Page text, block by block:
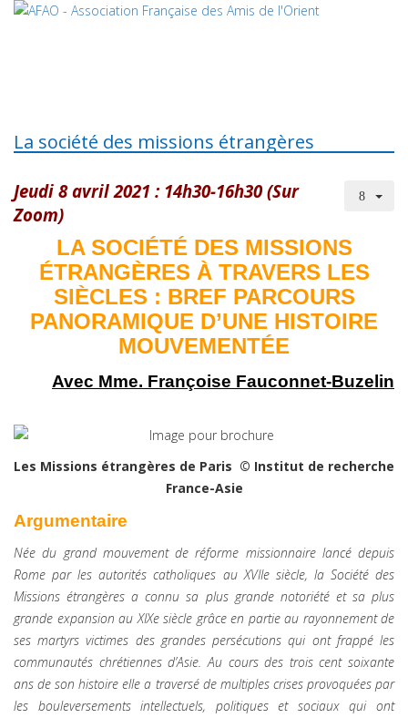
La société des missions étrangères
Jeudi 8 avril 2021 : 14h30-16h30 (Sur
Zoom)
LA SOCIÉTÉ DES MISSIONS
ÉTRANGÈRES À TRAVERS LES
SIÈCLES : BREF PARCOURS
PANORAMIQUE D’UNE HISTOIRE
MOUVEMENTÉE
Avec Mme. Françoise Fauconnet-Buzelin
Les Missions étrangères de Paris © Institut de recherche
France-Asie
Argumentaire
Née du grand mouvement de réforme missionnaire lancé depuis
Rome par les autorités catholiques au XVIIe siècle, la Société des
Missions étrangères a connu sa plus grande notoriété et sa plus
grande expansion au XIXe siècle grâce en partie au rayonnement de
ses martyrs victimes des grandes persécutions qui ont frappé les
communautés chrétiennes d’Asie. Au cours des trois cent soixante
ans de son histoire elle a traversé de multiples crises provoquées par
les bouleversements intellectuels, politiques et sociaux qui ont